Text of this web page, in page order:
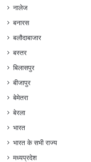
नालेज
बनारस
बलौदाबाजार
बस्तर
बिलासपुर
बीजापुर
बेमेतरा
बेरला
भारत
भारत के सभी राज्य
मध्यप्रदेश